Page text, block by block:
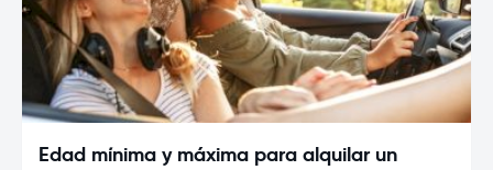
Edad mínima y máxima para alquilar un